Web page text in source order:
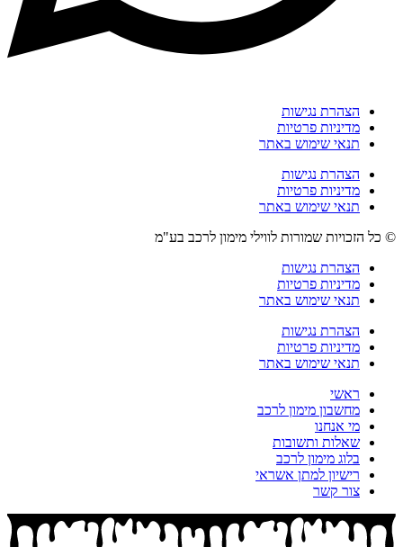
הצהרת נגישות
מדיניות פרטיות
תנאי שימוש באתר
הצהרת נגישות
מדיניות פרטיות
תנאי שימוש באתר
© כל הזכויות שמורות לווילי מימון לרכב בע"מ
הצהרת נגישות
מדיניות פרטיות
תנאי שימוש באתר
הצהרת נגישות
מדיניות פרטיות
תנאי שימוש באתר
ראשי
מחשבון מימון לרכב
מי אנחנו
שאלות ותשובות
בלוג מימון לרכב
רישיון למתן אשראי
צור קשר